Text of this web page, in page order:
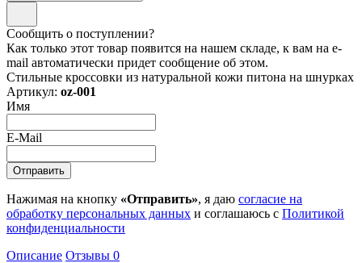
Сообщить о поступлении?
Как только этот товар появится на нашем складе, к вам на e-
mail автоматически придет сообщение об этом.
Стильные кроссовки из натуральной кожи питона на шнурках
Артикул: oz-001
Имя
E-Mail
Нажимая на кнопку «Отправить», я даю согласие на
обработку персональных данных и соглашаюсь с Политикой
конфиденциальности
Описание Отзывы 0